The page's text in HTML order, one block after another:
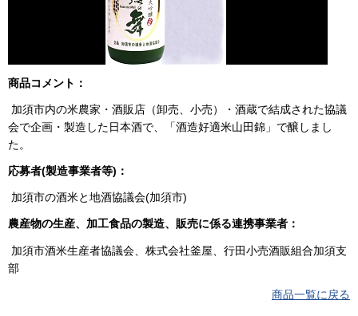
商品コメント：
加須市内の米農家・酒販店（卸売、小売）・酒蔵で結成された協議
会で企画・製造した日本酒で、「酒造好適米山田錦」で醸しまし
た。
応募者(製造事業者等)：
加須市の酒米と地酒協議会(加須市)
農産物の生産、加工食品の製造、販売に係る連携事業者：
加須市酒米生産者協議会、株式会社釜屋、行田小売酒販組合加須支
部
商品一覧に戻る